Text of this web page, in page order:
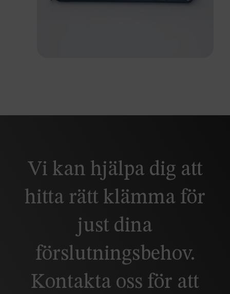
Vi kan hjälpa dig att
hitta rätt klämma för
just dina
förslutningsbehov.
Kontakta oss för att